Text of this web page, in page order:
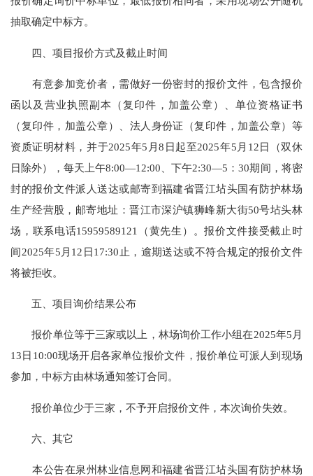
抽取确定中标方。
四、项目报价方式及截止时间
有意参加竞价者，需做好一份密封的报价文件，包含报价
函以及营业执照副本（复印件，加盖公章）、单位资格证书
（复印件，加盖公章）、法人身份证（复印件，加盖公章）等
资质证明材料，并于2025年5月8日起至2025年5月12日（双休
日除外），每天上午8:00—12:00、下午2:30—5：30期间，将密
封的报价文件派人送达或邮寄到福建省晋江坫头国有防护林场
生产经营股，邮寄地址：晋江市深沪镇狮峰新大街50号坫头林
场，联系电话15959589121（黄先生）。报价文件接受截止时
间2025年5月12日17:30止，逾期送达或不符合规定的报价文件
将被拒收。
五、项目询价结果公布
报价单位等于三家或以上，林场询价工作小组在2025年5月
13日10:00现场开启各家单位报价文件，报价单位可派人到现场
参加，中标方由林场通知签订合同。
报价单位少于三家，不予开启报价文件，本次询价失效。
六、其它
本公告在泉州林业信息网和福建省晋江坫头国有防护林场